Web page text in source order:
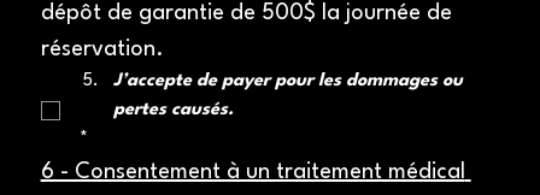
dépôt de garantie de 500$ la journée de
réservation.
J’accepte de payer pour les dommages ou
pertes causés.
*
6 - Consentement à un traitement médical